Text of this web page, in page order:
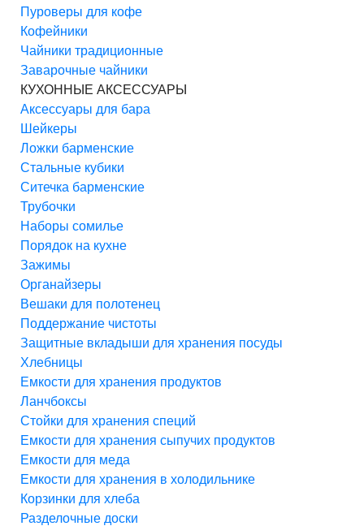
Пуроверы для кофе
Кофейники
Чайники традиционные
Заварочные чайники
КУХОННЫЕ АКСЕССУАРЫ
Аксессуары для бара
Шейкеры
Ложки барменские
Стальные кубики
Ситечка барменские
Трубочки
Наборы сомилье
Порядок на кухне
Зажимы
Органайзеры
Вешаки для полотенец
Поддержание чистоты
Защитные вкладыши для хранения посуды
Хлебницы
Емкости для хранения продуктов
Ланчбоксы
Стойки для хранения специй
Емкости для хранения сыпучих продуктов
Емкости для меда
Емкости для хранения в холодильнике
Корзинки для хлеба
Разделочные доски